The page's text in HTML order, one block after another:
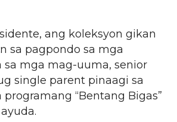
ang koleksyon gikan
sa pagpondo sa mga
sa mga mag-uuma, senior
single parent pinaagi sa
“Bentang Bigas”